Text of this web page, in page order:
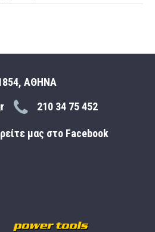
ΑΘΗΝΑ
210 34 75 452
μας στο Facebook